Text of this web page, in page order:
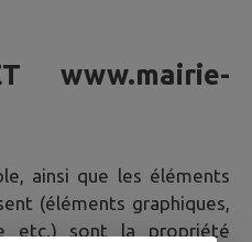
www.mairie-
ainsi que les éléments
(éléments graphiques,
etc.) sont la propriété